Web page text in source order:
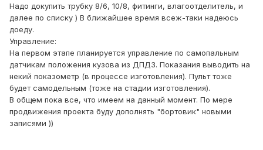
Надо докупить трубку 8/6, 10/8, фитинги, влагоотделитель, и
далее по списку ) В ближайшее время всеж-таки надеюсь
доеду.
Управление:
На первом этапе планируется управление по самопальным
датчикам положения кузова из ДПДЗ. Показания выводить на
некий показометр (в процессе изготовления). Пульт тоже
будет самодельным (тоже на стадии изготовления).
В общем пока все, что имеем на данный момент. По мере
продвижения проекта буду дополнять "бортовик" новыми
записями ))